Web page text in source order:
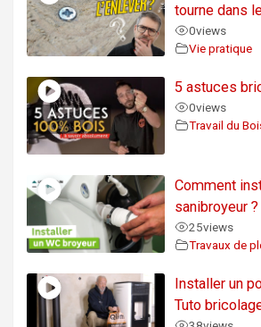
tourne dans
0views
Vie pratique
5 astuces
0views
Travail du
Comment
sanibroyeur ?
25views
Travaux de
Installer un
Tuto